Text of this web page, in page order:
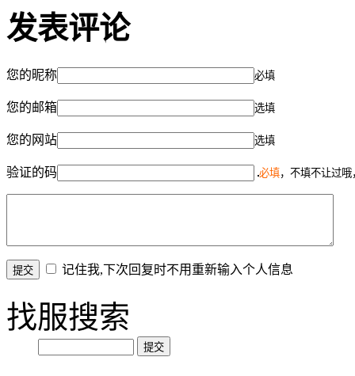
发表评论
您的昵称 必填
您的邮箱 选填
您的网站 选填
验证的码 必填，不填不让过
记住我,下次回复时不用重新输入个人信息
找服搜索